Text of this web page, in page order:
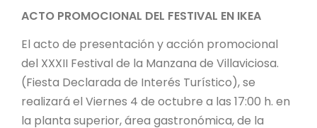
ACTO PROMOCIONAL DEL FESTIVAL EN IKEA
El acto de presentación y acción promocional
del XXXII Festival de la Manzana de Villaviciosa.
(Fiesta Declarada de Interés Turístico), se
realizará el Viernes 4 de octubre a las 17:00 h. en
la planta superior, área gastronómica, de la